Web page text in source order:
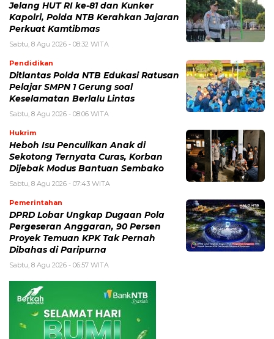
Jelang HUT RI ke-81 dan Kunker
Kapolri, Polda NTB Kerahkan Jajaran
Perkuat Kamtibmas
Sabtu, 8 Agu 2026 - 08:32 WITA
Pendidikan
Ditlantas Polda NTB Edukasi Ratusan
Pelajar SMPN 1 Gerung soal
Keselamatan Berlalu Lintas
Sabtu, 8 Agu 2026 - 08:06 WITA
Hukrim
Heboh Isu Penculikan Anak di
Sekotong Ternyata Curas, Korban
Dijebak Modus Bantuan Sembako
Sabtu, 8 Agu 2026 - 07:43 WITA
Pemerintahan
DPRD Lobar Ungkap Dugaan Pola
Pergeseran Anggaran, 90 Persen
Proyek Temuan KPK Tak Pernah
Dibahas di Paripurna
Sabtu, 8 Agu 2026 - 06:57 WITA